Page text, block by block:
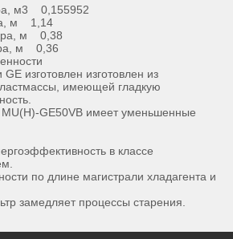
м3 0,155952
м 1,14
м 0,38
м 0,36
изготовлен изготовлен из
имеющей гладкую
GE50VB имеет уменьшенные
в классе
по длине магистрали хладагента и
замедляет процессы старения.